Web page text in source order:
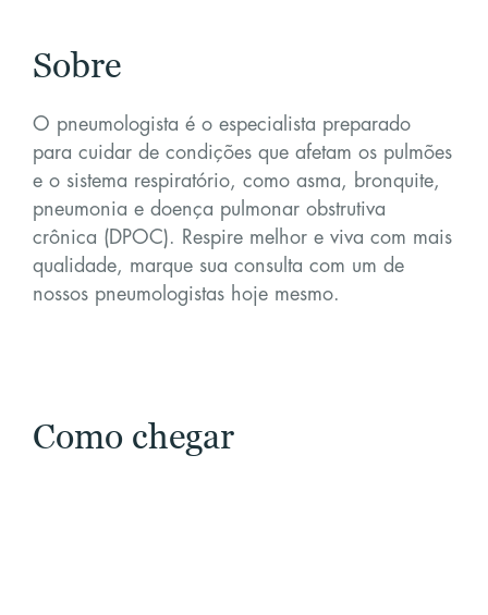
Sobre
O pneumologista é o especialista preparado
para cuidar de condições que afetam os pulmões
e o sistema respiratório, como asma, bronquite,
pneumonia e doença pulmonar obstrutiva
crônica (DPOC). Respire melhor e viva com mais
qualidade, marque sua consulta com um de
nossos pneumologistas hoje mesmo.
Como chegar